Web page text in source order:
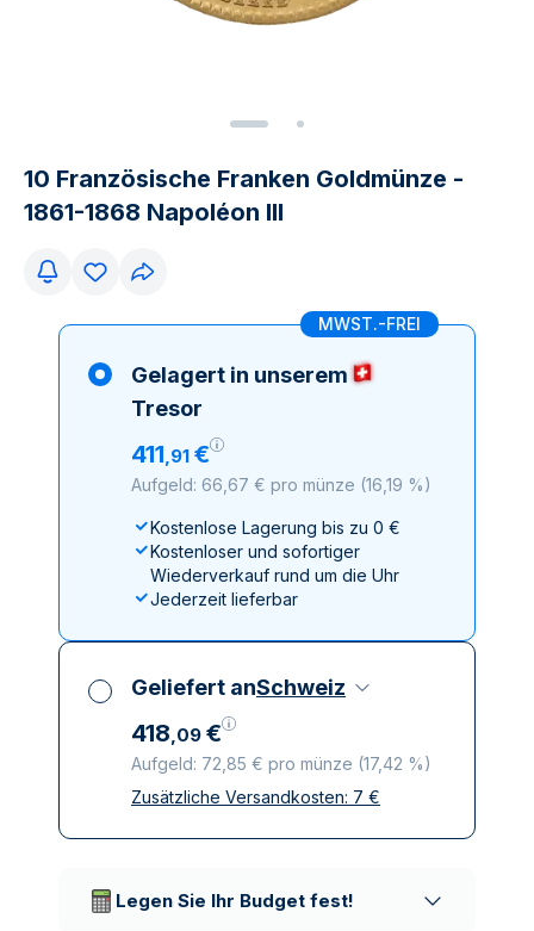
10 Französische Franken Goldmünze -
1861-1868 Napoléon III
MWST.-FREI
Gelagert in unserem
Tresor
411,91 €
Aufgeld: 66,67 € pro münze (16,19 %)
Kostenlose Lagerung bis zu 0 €
Kostenloser und sofortiger
Wiederverkauf rund um die Uhr
Jederzeit lieferbar
Geliefert anSchweiz
418,09 €
Aufgeld: 72,85 € pro münze (17,42 %)
Alle Steuern inbegriffen
Zusätzliche Versandkosten: 7 €
Legen Sie Ihr Budget fest!